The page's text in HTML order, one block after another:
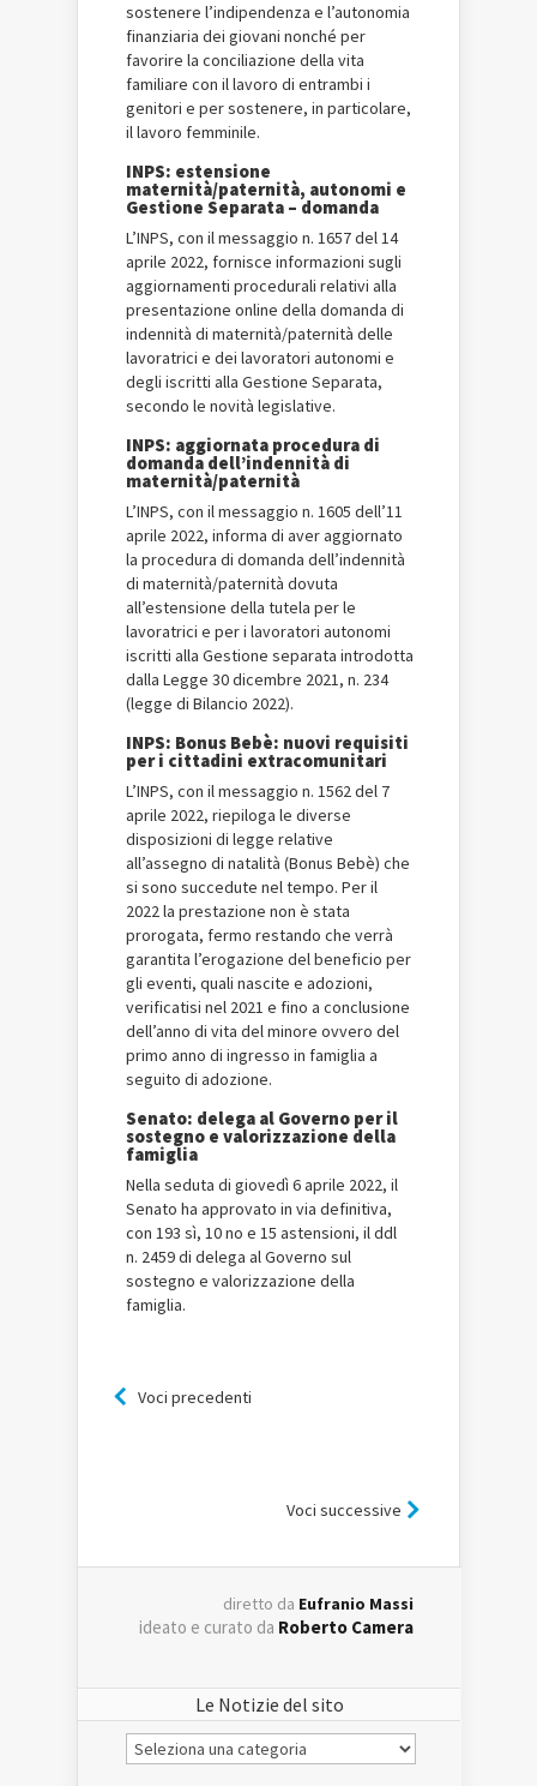
sostenere l’indipendenza e l’autonomia
finanziaria dei giovani nonché per
favorire la conciliazione della vita
familiare con il lavoro di entrambi i
genitori e per sostenere, in particolare,
il lavoro femminile.
INPS: estensione
maternità/paternità, autonomi e
Gestione Separata – domanda
L’INPS, con il messaggio n. 1657 del 14
aprile 2022, fornisce informazioni sugli
aggiornamenti procedurali relativi alla
presentazione online della domanda di
indennità di maternità/paternità delle
lavoratrici e dei lavoratori autonomi e
degli iscritti alla Gestione Separata,
secondo le novità legislative.
INPS: aggiornata procedura di
domanda dell’indennità di
maternità/paternità
L’INPS, con il messaggio n. 1605 dell’11
aprile 2022, informa di aver aggiornato
la procedura di domanda dell’indennità
di maternità/paternità dovuta
all’estensione della tutela per le
lavoratrici e per i lavoratori autonomi
iscritti alla Gestione separata introdotta
dalla Legge 30 dicembre 2021, n. 234
(legge di Bilancio 2022).
INPS: Bonus Bebè: nuovi requisiti
per i cittadini extracomunitari
L’INPS, con il messaggio n. 1562 del 7
aprile 2022, riepiloga le diverse
disposizioni di legge relative
all’assegno di natalità (Bonus Bebè) che
si sono succedute nel tempo. Per il
2022 la prestazione non è stata
prorogata, fermo restando che verrà
garantita l’erogazione del beneficio per
gli eventi, quali nascite e adozioni,
verificatisi nel 2021 e fino a conclusione
dell’anno di vita del minore ovvero del
primo anno di ingresso in famiglia a
seguito di adozione.
Senato: delega al Governo per il
sostegno e valorizzazione della
famiglia
Nella seduta di giovedì 6 aprile 2022, il
Senato ha approvato in via definitiva,
con 193 sì, 10 no e 15 astensioni, il ddl
n. 2459 di delega al Governo sul
sostegno e valorizzazione della
famiglia.
Voci precedenti
Voci successive
diretto da Eufranio Massi
ideato e curato da Roberto Camera
Le Notizie del sito
Le
Notizie